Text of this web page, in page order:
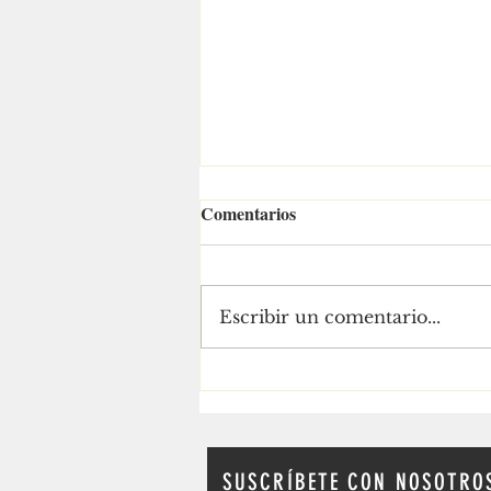
¡LOS SECTORES
NAYARIT CIERRAN FILAS
CON HÉCTOR SANTANA!
Comentarios
Escribir un comentario...
SUSCRÍBETE CON